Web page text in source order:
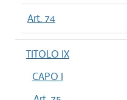
Art. 74
TITOLO IX
CAPO I